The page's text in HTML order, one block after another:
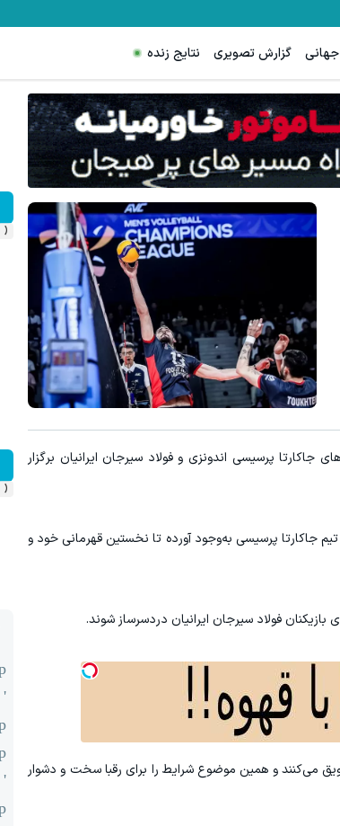
گزارش تصویری نتایج زنده
تا ساعاتی دیگر، فینال لیگ قهرمانان والیبال آسیا ۲۰۲۶ بین تیم‌های جاکارتا پرسیسی اندونزی و فولاد سیرجان ایرانیان برگزار
جاکارتا پرسیسی به‌وجود آورده تا نخستین قهرمانی خود و
بازیکنان فولاد سیرجان ایرانیان دردسرساز شوند.
می‌کنند و همین موضوع شرایط را برای رقبا سخت و دشوار
‹
‹